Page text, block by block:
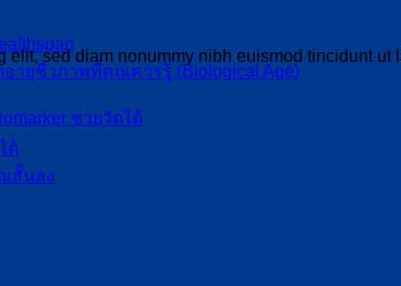
อายุชีวภาพที่คุณควรรู้ (Biological Age)
ช่วยวัดได้
ด้
สั้นลง
sed diam nonummy nibh euismod tincidunt ut